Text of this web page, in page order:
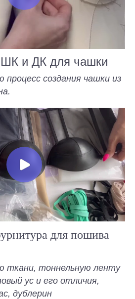
ШК и ДК для чашки
процесс создания чашки из
для пошива
ткани, тоннельную ленту
ус и его отличия,
дублерин
Внимание!